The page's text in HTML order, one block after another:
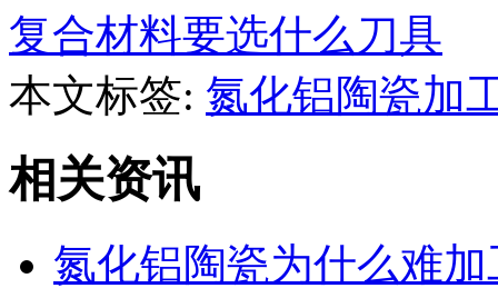
复合材料要选什么刀具
本文标签: 氮化铝陶瓷加
相关资讯
氮化铝陶瓷为什么难